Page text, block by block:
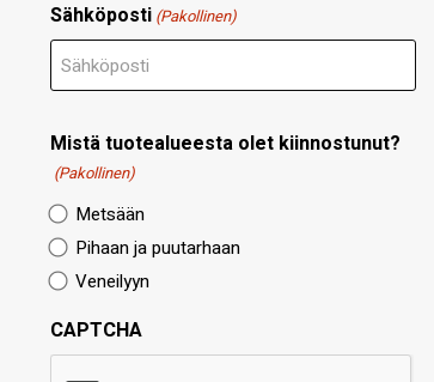
Sähköposti (Pakollinen)
Mistä tuotealueesta olet kiinnostunut?
(Pakollinen)
Metsään
Pihaan ja puutarhaan
Veneilyyn
CAPTCHA